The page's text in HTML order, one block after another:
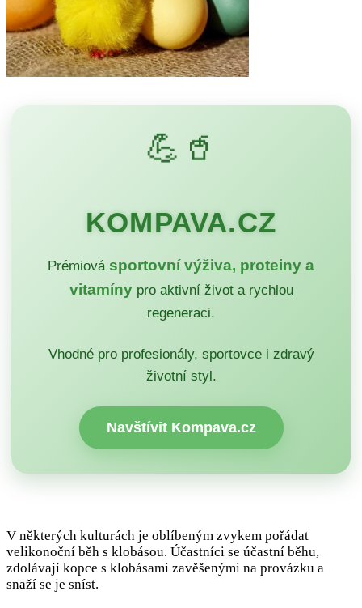
💪🥤
KOMPAVA.CZ
Prémiová sportovní výživa, proteiny a
vitamínypro aktivní život a rychlou
regeneraci.
Vhodné pro profesionály, sportovce i zdravý
životní styl.
Navštívit Kompava.cz
V některých kulturách je oblíbeným zvykem pořádat
velikonoční běh s klobásou. Účastníci se účastní běhu,
zdolávají kopce s klobásami zavěšenými na provázku a
snaží se je sníst.